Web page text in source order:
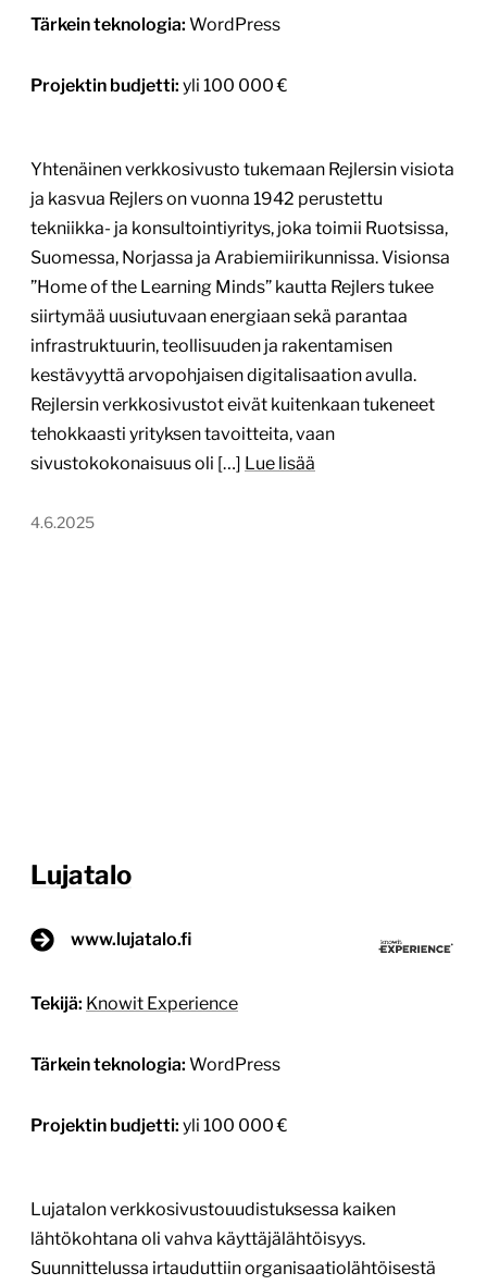
Tärkein teknologia: WordPress
Projektin budjetti: yli 100 000 €
Yhtenäinen verkkosivusto tukemaan Rejlersin visiota
ja kasvua Rejlers on vuonna 1942 perustettu
tekniikka- ja konsultointiyritys, joka toimii Ruotsissa,
Suomessa, Norjassa ja Arabiemiirikunnissa. Visionsa
”Home of the Learning Minds” kautta Rejlers tukee
siirtymää uusiutuvaan energiaan sekä parantaa
infrastruktuurin, teollisuuden ja rakentamisen
kestävyyttä arvopohjaisen digitalisaation avulla.
Rejlersin verkkosivustot eivät kuitenkaan tukeneet
tehokkaasti yrityksen tavoitteita, vaan
sivustokokonaisuus oli […] Lue lisää
4.6.2025
Lujatalo
www.lujatalo.fi
Tekijä: Knowit Experience
Tärkein teknologia: WordPress
Projektin budjetti: yli 100 000 €
Lujatalon verkkosivustouudistuksessa kaiken
lähtökohtana oli vahva käyttäjälähtöisyys.
Suunnittelussa irtauduttiin organisaatiolähtöisestä